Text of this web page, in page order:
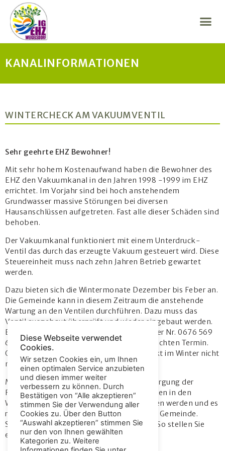
KANALINFORMATIONEN
WINTERCHECK AM VAKUUMVENTIL
Sehr geehrte EHZ Bewohner!
Mit sehr hohem Kostenaufwand haben die Bewohner des
EHZ den Vakuumkanal in den Jahren 1998 -1999 im EHZ
errichtet. Im Vorjahr sind bei hoch anstehendem
Grundwasser massive Störungen bei diversen
Hausanschlüssen aufgetreten. Fast alle dieser Schäden sind
behoben.
Der Vakuumkanal funktioniert mit einem Unterdruck-
Ventil das durch das erzeugte Vakuum gesteuert wird. Diese
Steuereinheit muss nach zehn Jahren Betrieb gewartet
werden.
Dazu bieten sich die Wintermonate Dezember bis Feber an.
Die Gemeinde kann in diesem Zeitraum die anstehende
Wartung an den Ventilen durchführen. Dazu muss das
Ventil ausgebaut überprüft und wieder eingebaut werden.
Bitte rufen Sie das Servicepersonal unter der Nr. 0676 569
62 02 an und vereinbaren Sie Ihren gewünschten Termin.
Geben Sie bekannt, wie lange sie Ihr Objekt im Winter nicht
nützen.
Mit der geplanten Wartung kann die Entsorgung der
Fäkalwässer für die restlichen Kanaleinheiten in den
Wintermonaten ungestört aufrecht erhalten werden und es
reduzieren sich die Wartungskosten für die Gemeinde.
Stimmen Sie der kostenlosen Wartung zu. So stellen Sie
eine störungsfreie Saison 2011 sicher.
Diese Webseite verwendet
Cookies.
Wir setzen Cookies ein, um Ihnen
einen optimalen Service anzubieten
und diesen immer weiter
verbessern zu können. Durch
Bestätigen von “Alle akzeptieren”
stimmen Sie der Verwendung aller
Cookies zu. Über den Button
“Auswahl akzeptieren” stimmen Sie
nur den von Ihnen gewählten
Kategorien zu. Weitere